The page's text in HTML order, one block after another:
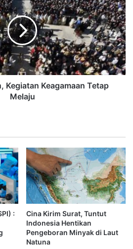
Kegiatan Keagamaan Tetap
Melaju
:
Cina Kirim Surat, Tuntut
Indonesia Hentikan
Pengeboran Minyak di Laut
Natuna